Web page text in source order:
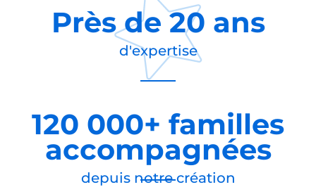
Près de20 ans
d'expertise
120 000+ familles
accompagnées
depuis notre création